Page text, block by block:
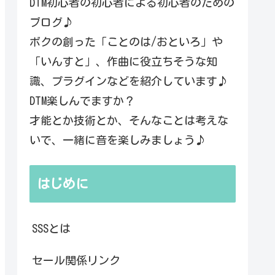
DTM初心者の初心者による初心者のための
ブログ♪
ボクの創った「ことのは/おといろ」や
「いんすと」、作曲に役立ちそうな知
識、プラグインなどを紹介しています♪
DTM楽しんでますか？
才能とか技術とか、そんなことは考えな
いで、一緒に音を楽しみましょう♪
はじめに
SSSとは
セール関係リンク